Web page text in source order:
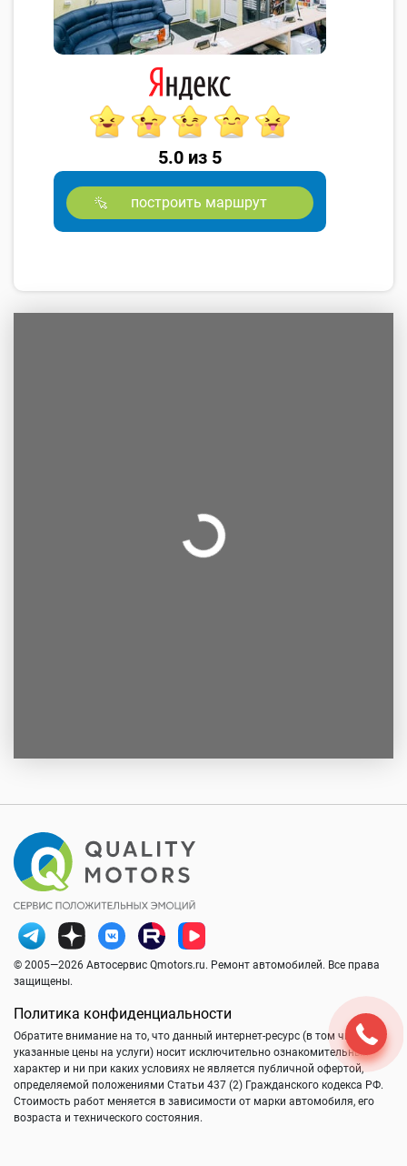
5.0 из 5
построить маршрут
© 2005—2026 Автосервис Qmotors.ru. Ремонт автомобилей. Все права
защищены.
Политика конфиденциальности
Обратите внимание на то, что данный интернет-ресурс (в том числе
указанные цены на услуги) носит исключительно ознакомительный
характер и ни при каких условиях не является публичной офертой,
определяемой положениями Статьи 437 (2) Гражданского кодекса РФ.
Стоимость работ меняется в зависимости от марки автомобиля, его
возраста и технического состояния.